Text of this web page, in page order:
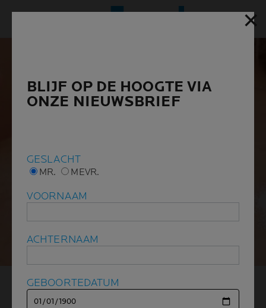
ZONNEBRANDCRÈME VOOR
✕
BLIJF OP DE HOOGTE VIA
ONZE NIEUWSBRIEF
GESLACHT
MR. MEVR.
VOORNAAM
ACHTERNAAM
GEBOORTEDATUM
✕
BLIJF OP DE HOOGTE VIA
ONZE NIEUWSBRIEF
GESLACHT
MR. MEVR.
VOORNAAM
ACHTERNAAM
GEBOORTEDATUM